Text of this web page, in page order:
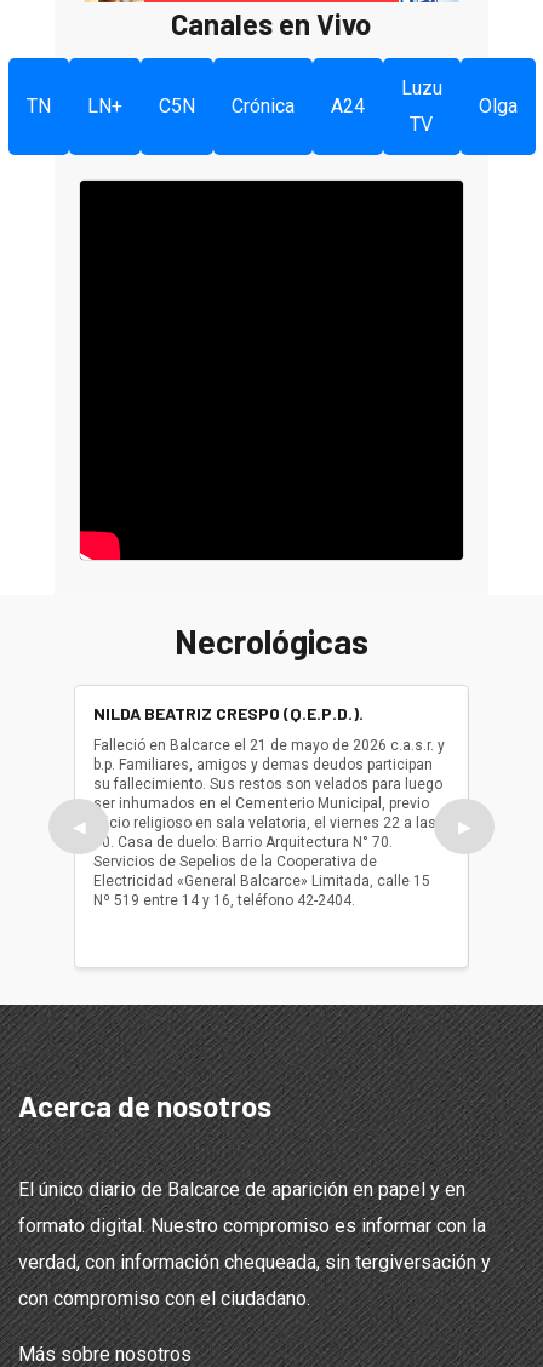
Canales en Vivo
TN LN+ C5N Crónica A24
Luzu
TV
Olga
Necrológicas
◀
NILDA BEATRIZ CRESPO (Q.E.P.D.).
Falleció en Balcarce el 21 de mayo de 2026 c.a.s.r. y
b.p. Familiares, amigos y demas deudos participan
su fallecimiento. Sus restos son velados para luego
ser inhumados en el Cementerio Municipal, previo
oficio religioso en sala velatoria, el viernes 22 a las
10. Casa de duelo: Barrio Arquitectura N° 70.
Servicios de Sepelios de la Cooperativa de
Electricidad «General Balcarce» Limitada, calle 15
Nº 519 entre 14 y 16, teléfono 42-2404.
ser
oficio
▶
Acerca de nosotros
El único diario de Balcarce de aparición en papel y en
formato digital. Nuestro compromiso es informar con la
verdad, con información chequeada, sin tergiversación y
con compromiso con el ciudadano.
Más sobre nosotros